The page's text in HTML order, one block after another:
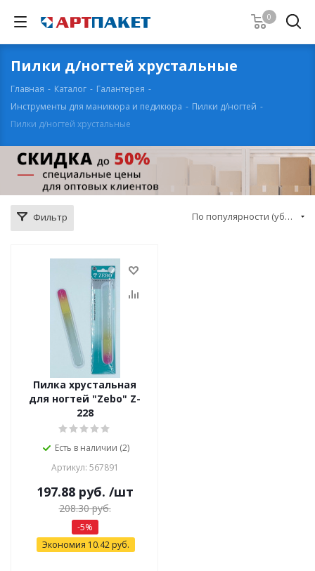
0
Пилки д/ногтей хрустальные
Главная - Каталог - Галантерея -
Инструменты для маникюра и педикюра - Пилки д/ногтей -
Пилки д/ногтей хрустальные
Фильтр По популярности (убывание)
Пилка хрустальная
для ногтей "Zebo" Z-
228
Есть в наличии (2)
Артикул: 567891
197.88руб. /шт
208.30руб.
-5%
Экономия 10.42 руб.